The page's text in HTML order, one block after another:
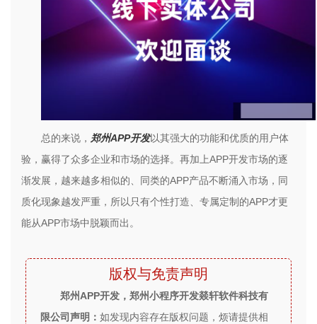
总的来说， 郑州APP开发以其强大的功能和优质的用户体
验，赢得了众多企业和市场的选择。再加上APP开发市场的逐
渐发展，越来越多相似的、同类的APP产品不断涌入市场，同
质化现象越发严重，所以只有个性打造、专属定制的APP才更
能从APP市场中脱颖而出。
版权与免责声明
郑州APP开发，郑州小程序开发燚轩软件科技有
限公司声明： 如发现内容存在版权问题，烦请提供相